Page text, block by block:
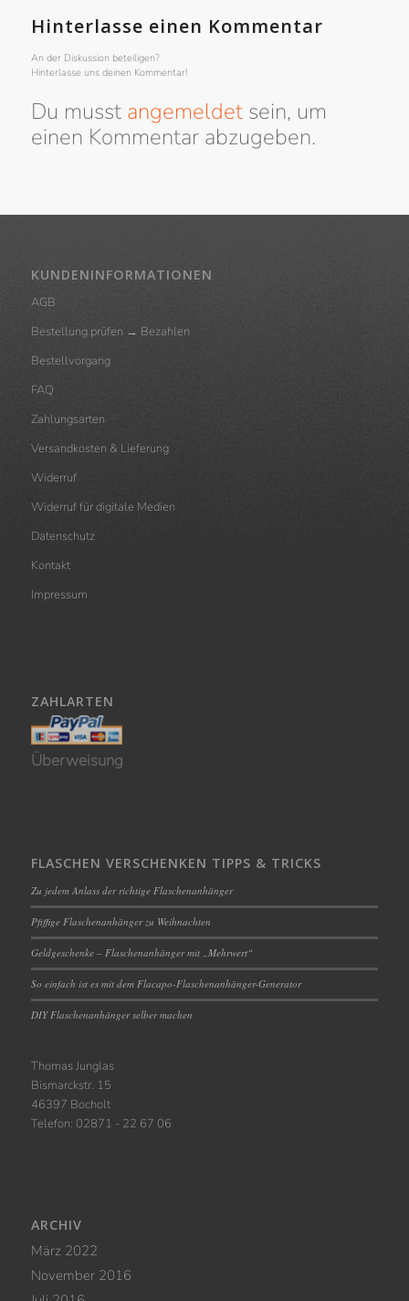
Hinterlasse einen Kommentar
An der Diskussion beteiligen?
Hinterlasse uns deinen Kommentar!
Du musst angemeldetsein, um
einen Kommentar abzugeben.
KUNDENINFORMATIONEN
AGB
Bestellung prüfen → Bezahlen
Bestellvorgang
FAQ
Zahlungsarten
Versandkosten & Lieferung
Widerruf
Widerruf für digitale Medien
Datenschutz
Kontakt
Impressum
ZAHLARTEN
Überweisung
FLASCHEN VERSCHENKEN TIPPS & TRICKS
Zu jedem Anlass der richtige Flaschenanhänger
Pfiffige Flaschenanhänger zu Weihnachten
Geldgeschenke – Flaschenanhänger mit „Mehrwert“
So einfach ist es mit dem Flacapo-Flaschenanhänger-Generator
DIY Flaschenanhänger selber machen
Thomas Junglas
Bismarckstr. 15
46397 Bocholt
Telefon: 02871 - 22 67 06
ARCHIV
März 2022
November 2016